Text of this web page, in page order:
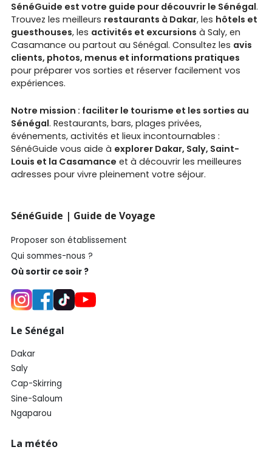
SénéGuide est votre guide pour découvrir le Sénégal.
Trouvez les meilleurs restaurants à Dakar, les hôtels et
guesthouses, les activités et excursions à Saly, en
Casamance ou partout au Sénégal. Consultez les avis
clients, photos, menus et informations pratiques
pour préparer vos sorties et réserver facilement vos
expériences.
Notre mission : faciliter le tourisme et les sorties au
Sénégal. Restaurants, bars, plages privées,
événements, activités et lieux incontournables :
SénéGuide vous aide à explorer Dakar, Saly, Saint-
Louis et la Casamance et à découvrir les meilleures
adresses pour vivre pleinement votre séjour.
SénéGuide | Guide de Voyage
Proposer son établissement
Qui sommes-nous ?
Où sortir ce soir ?
Le Sénégal
Dakar
Saly
Cap-Skirring
Sine-Saloum
Ngaparou
La météo